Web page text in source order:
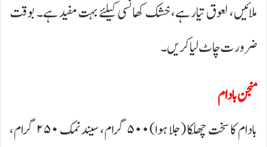
ملائیں، لعوق تیار ہے، خشک کھانسی کیلئے بہت مفید ہے۔ بوقت
ضرورت چاٹ لیا کریں۔
منجن بادام
بادام کا سخت چھلکا (جلا ہوا) ۵۰۰ گرام، سیند نمک ۲۵۰ گرام،